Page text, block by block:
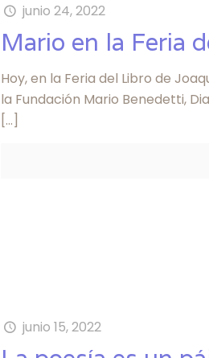
junio 24, 2022
Mario en la Feria
Hoy, en la Feria del Libro de
la Fundación Mario Benedetti,
[…]
junio 15, 2022